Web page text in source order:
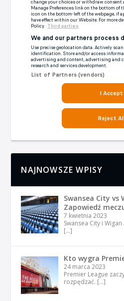
NAJNOWSZE WPISY
Swansea City vs
Zapowiedź
7 kwietnia 2023
Swansea City i
[…]
Kto wygra
24 marca 2023
Premier League
rozpędzać. […]